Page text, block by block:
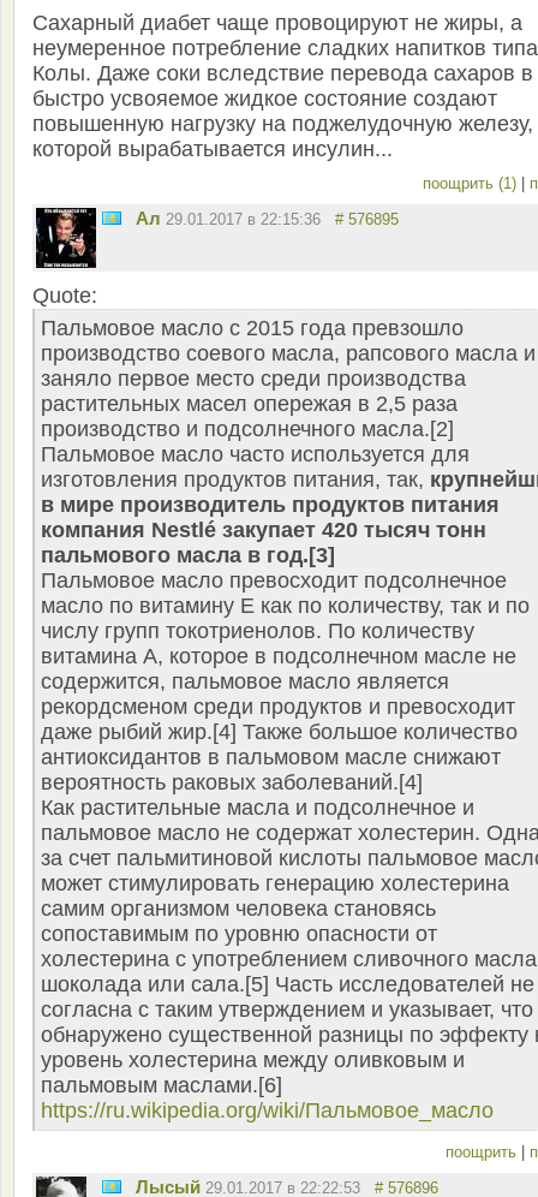
Сахарный диабет чаще провоцируют не жиры, а
неумеренное потребление сладких напитков типа
Колы. Даже соки вследствие перевода сахаров в
быстро усвояемое жидкое состояние создают
повышенную нагрузку на поджелудочную железу,
которой вырабатывается инсулин...
поощрить (1)
Ал 29.01.2017 в 22:15:36 # 576895
Quote:
Пальмовое масло с 2015 года превзошло
производство соевого масла, рапсового масла и
заняло первое место среди производства
растительных масел опережая в 2,5 раза
производство и подсолнечного масла.[2]
Пальмовое масло часто используется для
изготовления продуктов питания, так,
в мире производитель продуктов питания
компания Nestlé закупает 420 тысяч тонн
пальмового масла в год.[3]
Пальмовое масло превосходит подсолнечное
масло по витамину Е как по количеству, так и по
числу групп токотриенолов. По количеству
витамина А, которое в подсолнечном масле не
содержится, пальмовое масло является
рекордсменом среди продуктов и превосходит
даже рыбий жир.[4] Также большое количество
антиоксидантов в пальмовом масле снижают
вероятность раковых заболеваний.[4]
Как растительные масла и подсолнечное и
пальмовое масло не содержат холестерин.
за счет пальмитиновой кислоты пальмовое
может стимулировать генерацию холестерина
самим организмом человека становясь
сопоставимым по уровню опасности от
холестерина с употреблением сливочного
шоколада или сала.[5] Часть исследователей не
согласна с таким утверждением и указывает,
обнаружено существенной разницы по эффекту
уровень холестерина между оливковым и
пальмовым маслами.[6]
https://ru.wikipedia.org/wiki/Пальмовое_масло
поощрить
Лысый 29.01.2017 в 22:22:53 # 576896